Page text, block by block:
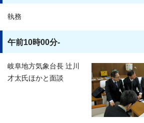
執務
午前10時00分-
岐阜地方気象台長 辻川
才太氏ほかと面談